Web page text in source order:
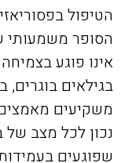
הטיפול
הסופר משמעותי
אינו פוגע
בגילאים בוגרים,
משקיעים
נכון לכל מצב של
שפוגעים